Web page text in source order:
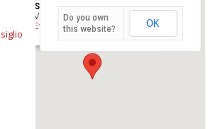
Sala del Gran Consiglio
Via Claudio Pellandini - Bellinzona
Eventi
Do you own
this website?
OK